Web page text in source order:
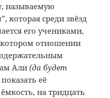
называемую
которая среди звёзд
его учениками,
отношении
Али(да будет
её
на тридцать